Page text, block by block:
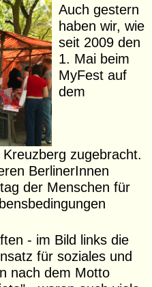
Auch gestern
haben wir, wie
seit 2009 den
1. Mai beim
MyFest auf
dem
zugebracht.
BerlinerInnen
der Menschen für
- im Bild links die
für soziales und
nach dem Motto